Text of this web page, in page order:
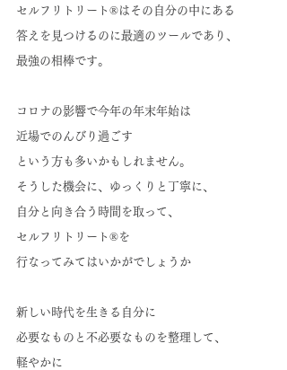
セルフリトリート®はその自分の中にある
答えを見つけるのに最適のツールであり、
最強の相棒です。
コロナの影響で今年の年末年始は
近場でのんびり過ごす
という方も多いかもしれません。
そうした機会に、ゆっくりと丁寧に、
自分と向き合う時間を取って、
セルフリトリート®を
行なってみてはいかがでしょうか
新しい時代を生きる自分に
必要なものと不必要なものを整理して、
軽やかに